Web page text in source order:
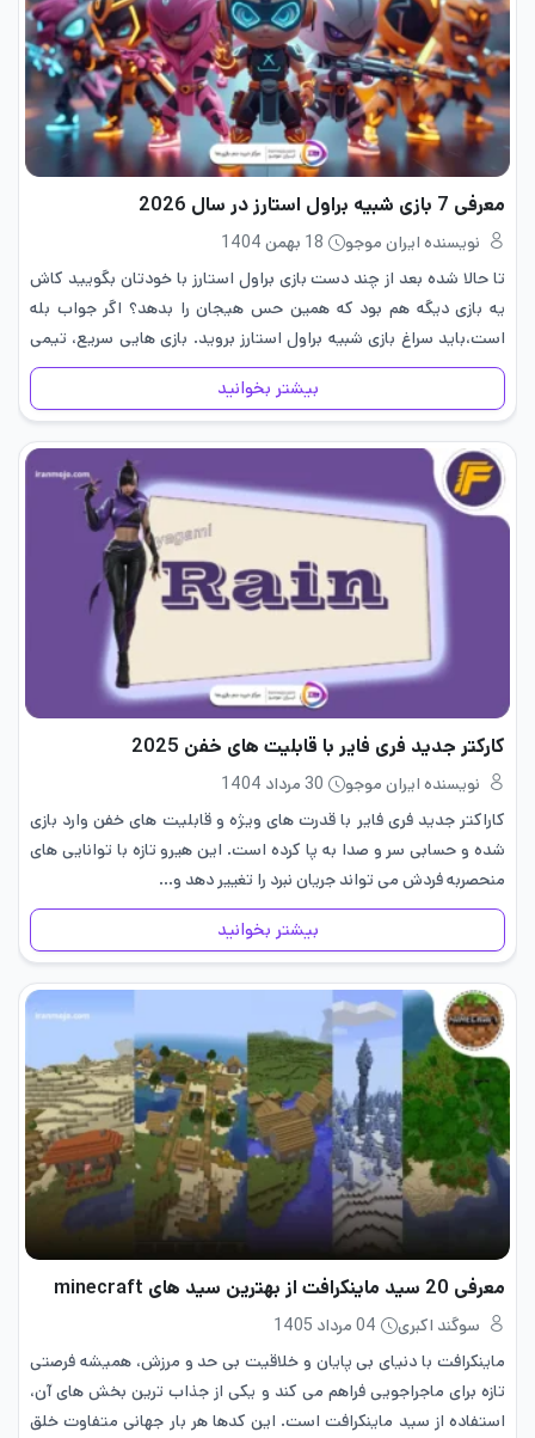
معرفی 7 بازی شبیه براول استارز در سال 2026
نویسنده ایران موجو
18 بهمن 1404
تا حالا شده بعد از چند دست بازی براول استارز با خودتان بگویید کاش
یه بازی دیگه هم بود که همین حس هیجان را بدهد؟ اگر جواب بله
است،باید سراغ بازی شبیه براول استارز بروید. بازی هایی سریع، تیمی
و…
بیشتر بخوانید
کارکتر جدید فری فایر با قابلیت های خفن 2025
نویسنده ایران موجو
30 مرداد 1404
کاراکتر جدید فری فایر با قدرت های ویژه و قابلیت های خفن وارد بازی
شده و حسابی سر و صدا به پا کرده است. این هیرو تازه با توانایی های
منحصر‌به فردش می تواند جریان نبرد را تغییر دهد و…
بیشتر بخوانید
معرفی 20 سید ماینکرافت از بهترین سید های minecraft
سوگند اکبری
04 مرداد 1405
ماینکرافت با دنیای بی پایان و خلاقیت بی حد و مرزش، همیشه فرصتی
تازه برای ماجراجویی فراهم می کند و یکی از جذاب ترین بخش های آن،
استفاده از سید ماینکرافت است. این کدها هر بار جهانی متفاوت خلق